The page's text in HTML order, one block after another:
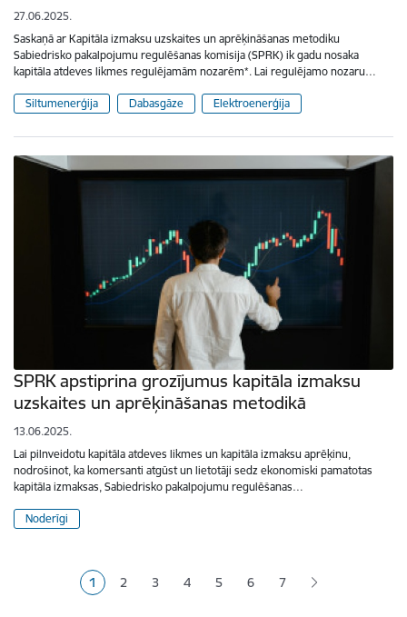
27.06.2025.
Saskaņā ar Kapitāla izmaksu uzskaites un aprēķināšanas metodiku
Sabiedrisko pakalpojumu regulēšanas komisija (SPRK) ik gadu nosaka
kapitāla atdeves likmes regulējamām nozarēm*. Lai regulējamo nozaru…
Siltumenerģija Dabasgāze Elektroenerģija
SPRK apstiprina grozījumus kapitāla izmaksu
uzskaites un aprēķināšanas metodikā
13.06.2025.
Lai pilnveidotu kapitāla atdeves likmes un kapitāla izmaksu aprēķinu,
nodrošinot, ka komersanti atgūst un lietotāji sedz ekonomiski pamatotas
kapitāla izmaksas, Sabiedrisko pakalpojumu regulēšanas…
Noderīgi
Pašreizējā lapa
1 Lapa
2 Lapa
3 Lapa
4 Lapa
5 Lapa
6 7